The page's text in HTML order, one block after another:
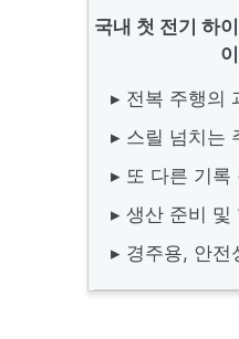
국내 첫 전기 하
▸ 전복 주행의
▸ 스릴 넘치는
▸ 또 다른 기록
▸ 생산 준비 및
▸ 경주용, 안전